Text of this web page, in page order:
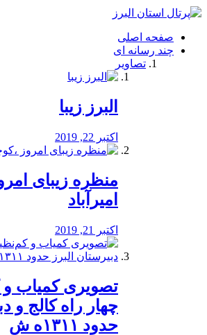
فصد
شرق
تهران
خشکشویی
صفحه اصلی
چند رسانه ای
تصاویر
البرز زیبا
اکتبر 22, 2019
منظره‌‌ زیبای
امیرآباد
اکتبر 21, 2019
️تصویری کمیاب و
چهار راه كالج و
حدود ۱۳۱۱ه ش